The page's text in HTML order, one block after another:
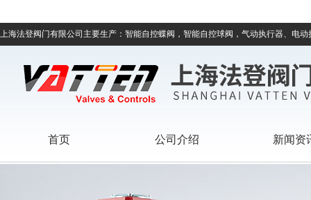
上海法登阀门有限公司主要生产：智能自控蝶阀，智能自控球阀，气动执行器、电
首页 公司介绍 新闻资